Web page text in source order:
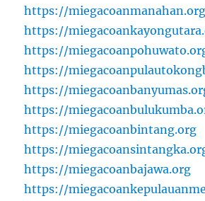
https://miegacoanmanahan.org
https://
https://
https://
https://
https://
https://miegacoanbintang.org
https://
https://miegacoanbajawa.org
https://